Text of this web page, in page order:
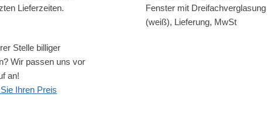
Lieferzeiten.
Fenster mit Dreifachverglasung
(weiß), Lieferung, MwSt
Stelle billiger
Wir passen uns vor
an!
Ihren Preis